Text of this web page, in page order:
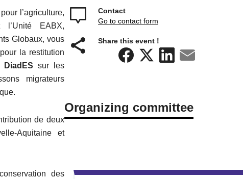
l’agriculture,
l’Unité EABX,
Globaux, vous
la restitution
DiadES sur les
migrateurs
de deux
Aquitaine et
des
Contact
Go to contact form
Share this event !
Organizing committee